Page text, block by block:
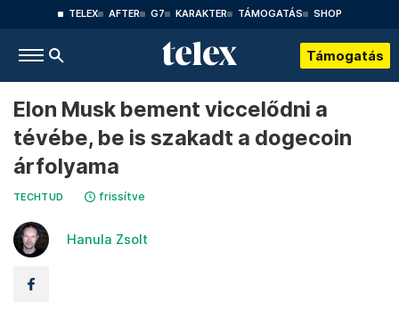
TELEX AFTER G7 KARAKTER TÁMOGATÁS SHOP
Támogatás
Elon Musk bement viccelődni a
tévébe, be is szakadt a dogecoin
árfolyama
TECHTUD frissítve
Hanula Zsolt